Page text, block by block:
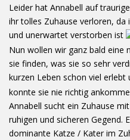
Leider hat Annabell auf
ihr tolles Zuhause verloren,
und unerwartet verstorben ist
Nun wollen wir ganz bald eine
sie finden, was sie so sehr
kurzen Leben schon viel erlebt
konnte sie nie richtig
Annabell sucht ein Zuhause
ruhigen und sicheren Gegend.
dominante Katze / Kater im